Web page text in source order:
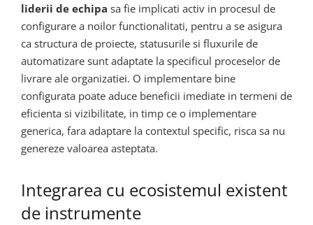
liderii de echipa sa fie implicati activ in procesul de
configurare a noilor functionalitati, pentru a se asigura
ca structura de proiecte, statusurile si fluxurile de
automatizare sunt adaptate la specificul proceselor de
livrare ale organizatiei. O implementare bine
configurata poate aduce beneficii imediate in termeni de
eficienta si vizibilitate, in timp ce o implementare
generica, fara adaptare la contextul specific, risca sa nu
genereze valoarea asteptata.
Integrarea cu ecosistemul existent
de instrumente